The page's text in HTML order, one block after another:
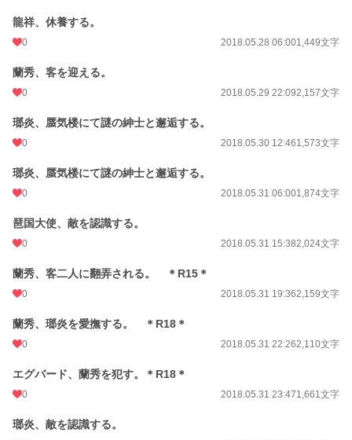
龍祥、休養する。
0 2018.05.28 06:001,449文字
蘭秀、客を迎える。
0 2018.05.29 22:092,157文字
瑯炎、蜃気楼にて謎の紳士と邂逅する。
0 2018.05.30 12:461,573文字
瑯炎、蜃気楼にて謎の紳士と邂逅する。
0 2018.05.31 06:001,874文字
琶国大使、敵を認識する。
0 2018.05.31 15:382,024文字
蘭秀、客二人に翻弄される。 ＊R15＊
0 2018.05.31 19:362,159文字
蘭秀、瑯炎を愛撫する。 ＊R18＊
0 2018.05.31 22:262,110文字
エグバード、蘭秀を犯す。＊R18＊
0 2018.05.31 23:471,661文字
瑯炎、敵を認識する。